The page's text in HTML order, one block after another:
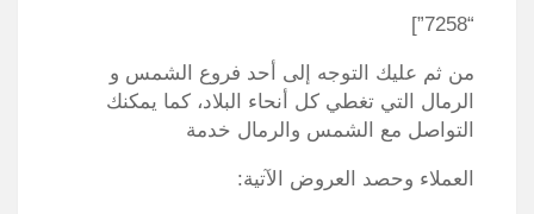
“7258”]
من ثم عليك التوجه إلى أحد فروع الشمس و
الرمال التي تغطي كل أنحاء البلاد، كما يمكنك
التواصل مع الشمس والرمال خدمة
العملاء وحصد العروض الآتية: